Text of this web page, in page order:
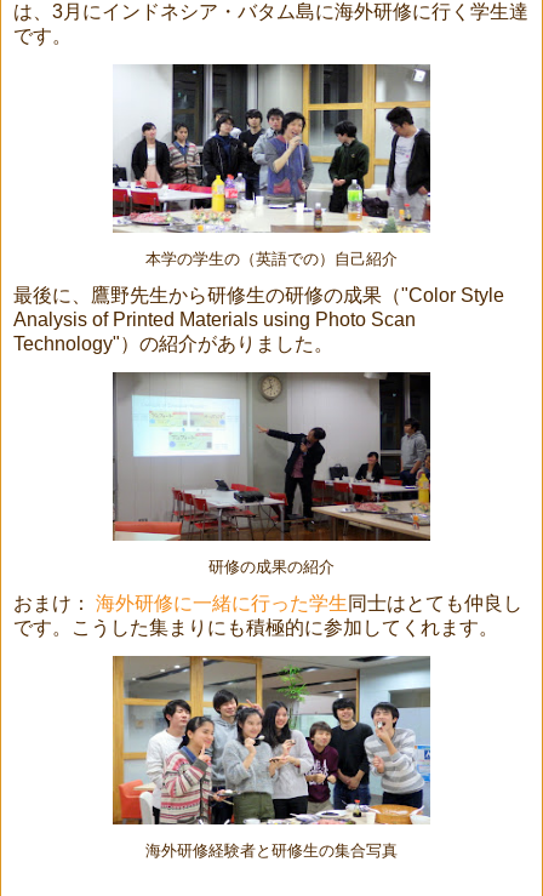
は、3月にインドネシア・バタム島に海外研修に行く学生達
です。
本学の学生の（英語での）自己紹介
最後に、鷹野先生から研修生の研修の成果（"Color Style
Analysis of Printed Materials using Photo Scan
Technology"）の紹介がありました。
研修の成果の紹介
おまけ： 海外研修に一緒に行った学生同士はとても仲良し
です。こうした集まりにも積極的に参加してくれます。
海外研修経験者と研修生の集合写真